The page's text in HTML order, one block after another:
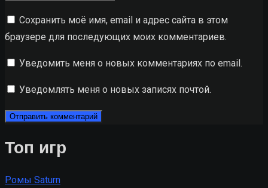
Сохранить моё имя, email и адрес сайта в этом
браузере для последующих моих комментариев.
Уведомить меня о новых комментариях по email.
Уведомлять меня о новых записях почтой.
Топ игр
Ромы Saturn